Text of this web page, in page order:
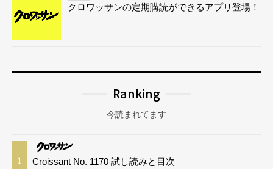
クロワッサンの定期購読ができるアプリ登場！
Ranking
今読まれてます
1 Croissant No. 1170 試し読みと目次